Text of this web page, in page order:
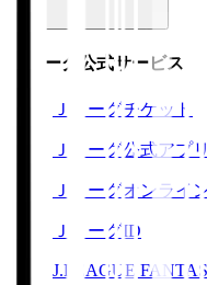
Ｊリーグ公式サービス
Ｊリーグチケット
Ｊリーグ公式アプリ
Ｊリーグオンライ
ＪリーグID
J.LEAGUE